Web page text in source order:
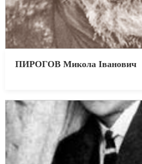
ПИРОГОВ Микола Іванович